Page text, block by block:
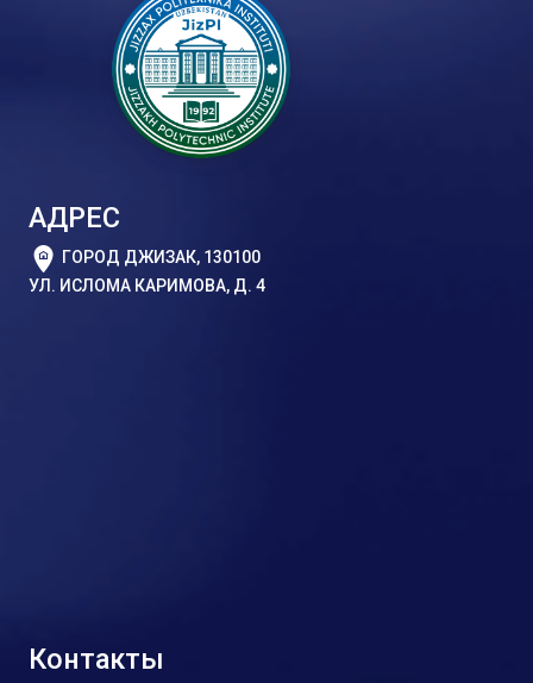
АДРЕС
ГОРОД ДЖИЗАК, 130100
УЛ. ИСЛОМА КАРИМОВА, Д. 4
Контакты